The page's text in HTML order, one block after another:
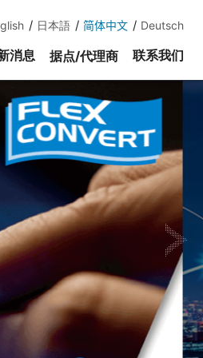
日本語 简体中文 Deutsch
消息 据点/代理商 联系我们